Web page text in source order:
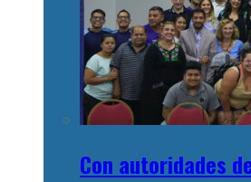
Con autoridades